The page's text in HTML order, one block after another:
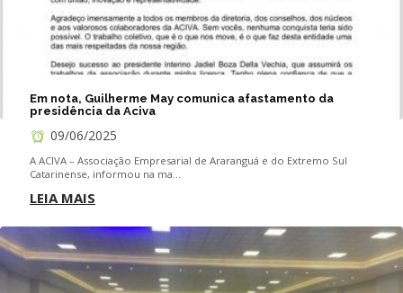
Em nota, Guilherme May comunica afastamento da
presidência da Aciva
09/06/2025
A ACIVA – Associação Empresarial de Araranguá e do Extremo Sul
Catarinense, informou na ma...
LEIA MAIS